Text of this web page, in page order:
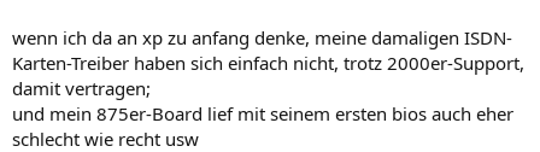
wenn ich da an xp zu anfang denke, meine damaligen ISDN-
Karten-Treiber haben sich einfach nicht, trotz 2000er-Support,
damit vertragen;
und mein 875er-Board lief mit seinem ersten bios auch eher
schlecht wie recht usw